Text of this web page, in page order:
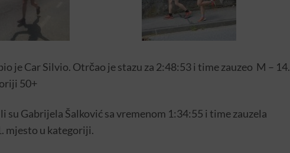
je Car Silvio. Otrčao je stazu za 2:48:53 i time zauzeo M – 14.
50+
su Gabrijela Šalković sa vremenom 1:34:55 i time zauzela
mjesto u kategoriji.